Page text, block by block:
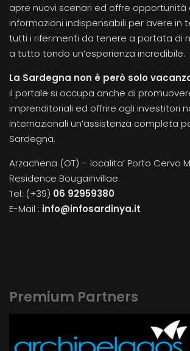
apre nuovi scenari ed offre opportunità
informazioni indispensabili per avere in
tutti i riferimenti da tenere a portata di
a tutto tondo un’esperienza incredibile.
La Sardegna non è però solo
il portale si occupa anche di
imprenditoriali ed offrire agli investitori
internazionali un’assistenza completa
Sardegna.
Arzachena (OT) – localita’ Porto Cervo
Residence Bougainvillae
Tel: (+39) 06 92959380
E-Mail : info@infosardinya.it
Premium Partners